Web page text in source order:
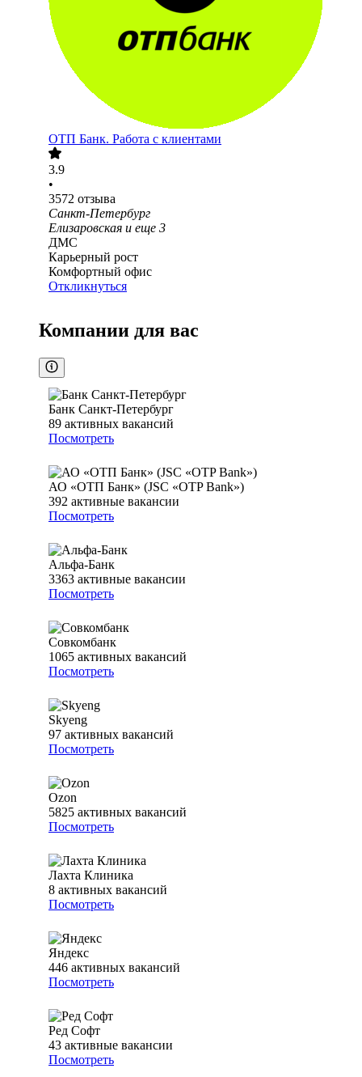
ОТП Банк. Работа с клиентами
3.9
•
3572 отзыва
Санкт-Петербург
Елизаровская и еще 3
ДМС
Карьерный рост
Комфортный офис
Откликнуться
Компании для вас
Банк Санкт-Петербург
89 активных вакансий
Посмотреть
АО «ОТП Банк» (JSC «OTP Bank»)
392 активные вакансии
Посмотреть
Альфа-Банк
3363 активные вакансии
Посмотреть
Совкомбанк
1065 активных вакансий
Посмотреть
Skyeng
97 активных вакансий
Посмотреть
Ozon
5825 активных вакансий
Посмотреть
Лахта Клиника
8 активных вакансий
Посмотреть
Яндекс
446 активных вакансий
Посмотреть
Ред Софт
43 активные вакансии
Посмотреть